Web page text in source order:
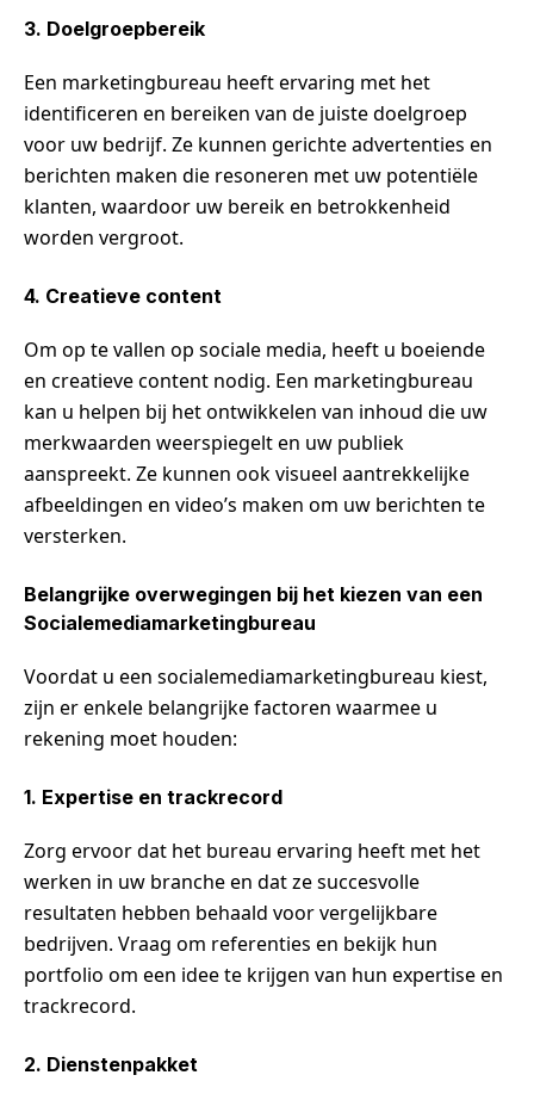
3. Doelgroepbereik
Een marketingbureau heeft ervaring met het
identificeren en bereiken van de juiste doelgroep
voor uw bedrijf. Ze kunnen gerichte advertenties en
berichten maken die resoneren met uw potentiële
klanten, waardoor uw bereik en betrokkenheid
worden vergroot.
4. Creatieve content
Om op te vallen op sociale media, heeft u boeiende
en creatieve content nodig. Een marketingbureau
kan u helpen bij het ontwikkelen van inhoud die uw
merkwaarden weerspiegelt en uw publiek
aanspreekt. Ze kunnen ook visueel aantrekkelijke
afbeeldingen en video’s maken om uw berichten te
versterken.
Belangrijke overwegingen bij het kiezen van een
Socialemediamarketingbureau
Voordat u een socialemediamarketingbureau kiest,
zijn er enkele belangrijke factoren waarmee u
rekening moet houden:
1. Expertise en trackrecord
Zorg ervoor dat het bureau ervaring heeft met het
werken in uw branche en dat ze succesvolle
resultaten hebben behaald voor vergelijkbare
bedrijven. Vraag om referenties en bekijk hun
portfolio om een idee te krijgen van hun expertise en
trackrecord.
2. Dienstenpakket